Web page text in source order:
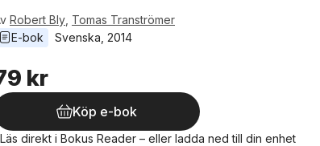
Robert Bly Tomas Tranströmer
E-bok
Svenska 2014
kr
Köp e-bok
Läs direkt i Bokus Reader – eller ladda ned till din enhet